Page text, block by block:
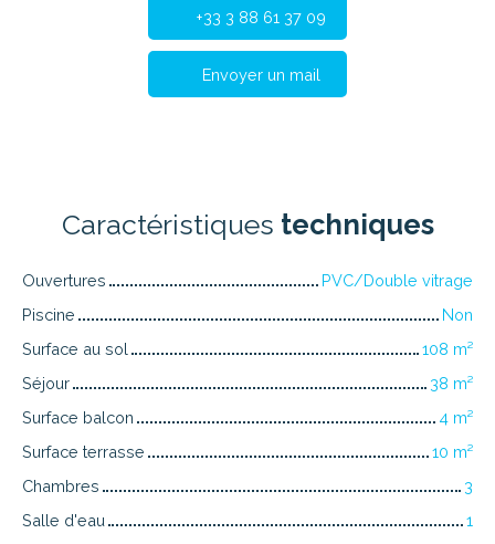
+33 3 88 61 37 09
Envoyer un mail
Caractéristiques techniques
Ouvertures
PVC/Double vitrage
Piscine
Non
Surface au sol
108 m²
Séjour
38 m²
Surface balcon
4 m²
Surface terrasse
10 m²
Chambres
3
Salle d'eau
1